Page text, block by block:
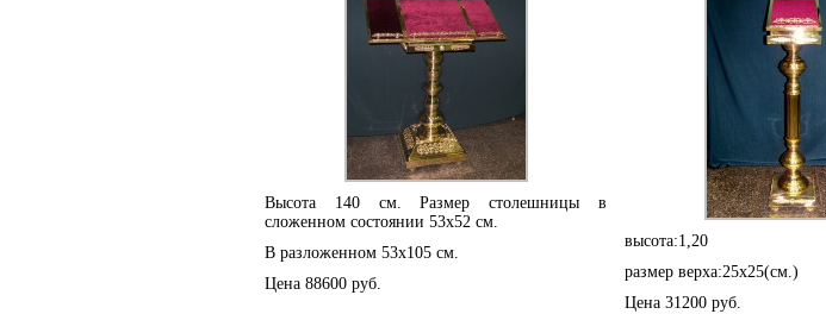
Высота 140 см. Размер столешницы в
сложенном состоянии 53х52 см.
В разложенном 53х105 см.
Цена 88600 руб.
высота:1,20
размер верха:25х25(см.)
Цена 31200 руб.